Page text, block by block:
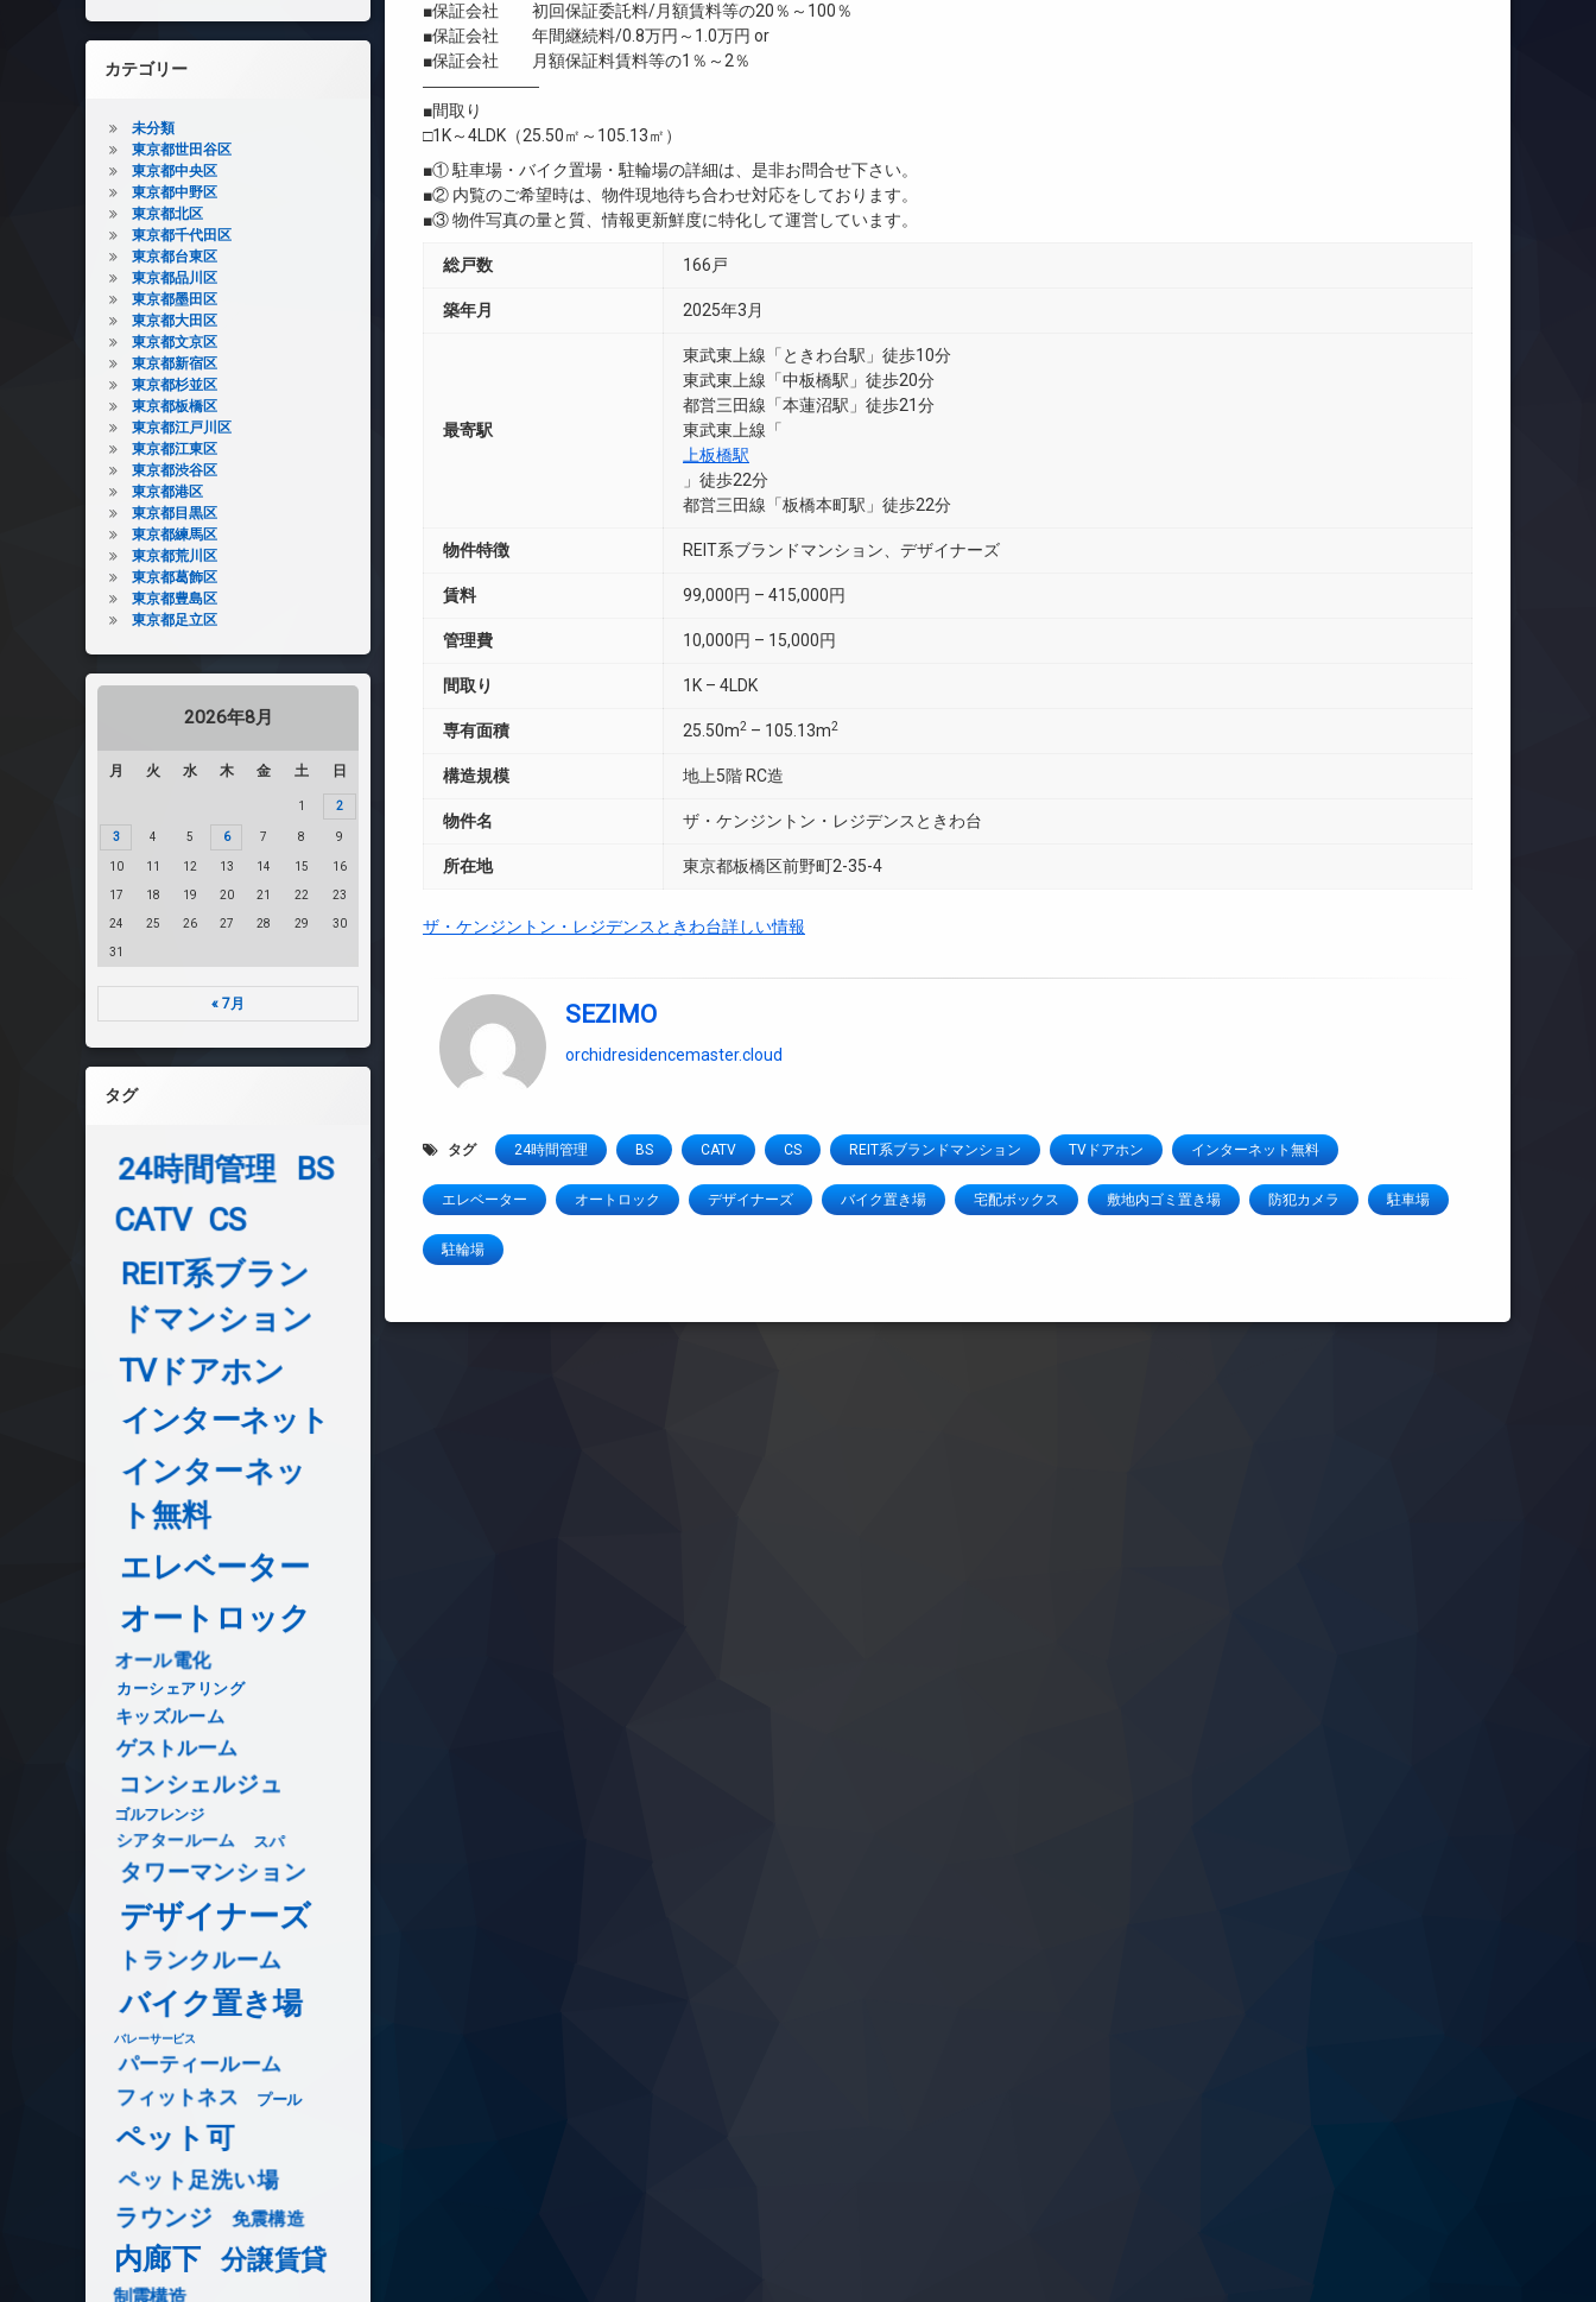
■保証会社 初回保証委託料/月額賃料等の20％～100％
■保証会社 年間継続料/0.8万円～1.0万円 or
■保証会社 月額保証料賃料等の1％～2％
―――――――
■間取り
□1K～4LDK（25.50㎡～105.13㎡）
■① 駐車場・バイク置場・駐輪場の詳細は、是非お問合せ下さい。
■② 内覧のご希望時は、物件現地待ち合わせ対応をしております。
■③ 物件写真の量と質、情報更新鮮度に特化して運営しています。
総戸数 166戸
築年月 2025年3月
最寄駅
東武東上線「ときわ台駅」徒歩10分
東武東上線「中板橋駅」徒歩20分
都営三田線「本蓮沼駅」徒歩21分
東武東上線「
上板橋駅
」徒歩22分
都営三田線「板橋本町駅」徒歩22分
物件特徴 REIT系ブランドマンション、デザイナーズ
賃料 99,000円 – 415,000円
管理費 10,000円 – 15,000円
間取り 1K – 4LDK
専有面積 25.50m2 – 105.13m2
構造規模 地上5階 RC造
物件名 ザ・ケンジントン・レジデンスときわ台
所在地 東京都板橋区前野町2-35-4
ザ・ケンジントン・レジデンスときわ台詳しい情報
SEZIMO
orchidresidencemaster.cloud
タグ 24時間管理 BS CATV CS REIT系ブランドマンション TVドアホン インターネット無料
エレベーター オートロック デザイナーズ バイク置き場 宅配ボックス 敷地内ゴミ置き場 防犯カメラ 駐車場
駐輪場
カテゴリー
未分類
東京都世田谷区
東京都中央区
東京都中野区
東京都北区
東京都千代田区
東京都台東区
東京都品川区
東京都墨田区
東京都大田区
東京都文京区
東京都新宿区
東京都杉並区
東京都板橋区
東京都江戸川区
東京都江東区
東京都渋谷区
東京都港区
東京都目黒区
東京都練馬区
東京都荒川区
東京都葛飾区
東京都豊島区
東京都足立区
2026年8月
月 火 水 木 金 土 日
1 2
3 4 5 6 7 8 9
10 11 12 13 14 15 16
17 18 19 20 21 22 23
24 25 26 27 28 29 30
31
« 7月
タグ
24時間管理
BS
CATV CS
REIT系ブラン
ドマンション
TVドアホン
インターネット
インターネッ
ト無料
エレベーター
オートロック
オール電化
カーシェアリング
キッズルーム
ゲストルーム
コンシェルジュ
ゴルフレンジ
シアタールーム スパ
タワーマンション
デザイナーズ
トランクルーム
バイク置き場
バレーサービス
パーティールーム
フィットネス プール
ペット可
ペット足洗い場
ラウンジ 免震構造
内廊下 分譲賃貸
制震構造